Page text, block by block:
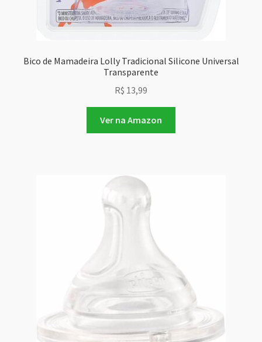
Bico de Mamadeira Lolly Tradicional Silicone Universal
Transparente
R$ 13,99
Ver na Amazon